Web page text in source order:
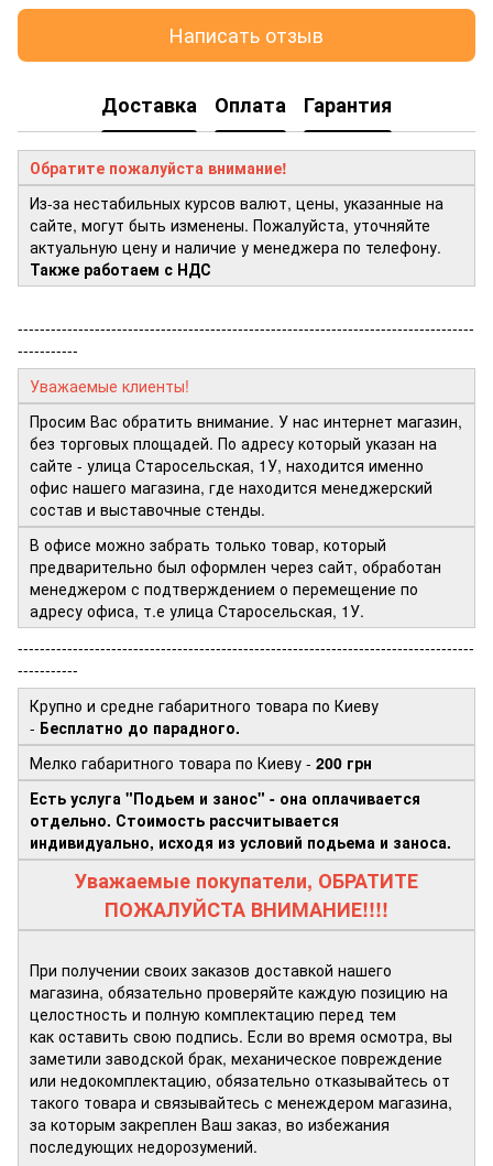
Написать отзыв
Доставка Оплата Гарантия
Обратите пожалуйста внимание!
Из-за нестабильных курсов валют, цены, указанные на
сайте, могут быть изменены. Пожалуйста, уточняйте
актуальную цену и наличие у менеджера по телефону.
Также работаем с НДС
-----------------------------------------------------------------------------------
-----------
Уважаемые клиенты!
Просим Вас обратить внимание. У нас интернет магазин,
без торговых площадей. По адресу который указан на
сайте - улица Старосельская, 1У, находится именно
офис нашего магазина, где находится менеджерский
состав и выставочные стенды.
В офисе можно забрать только товар, который
предварительно был оформлен через сайт, обработан
менеджером с подтверждением о перемещение по
адресу офиса, т.е улица Старосельская, 1У.
-----------------------------------------------------------------------------------
-----------
Крупно и средне габаритного товара по Киеву
- Бесплатно до парадного.
Мелко габаритного товара по Киеву - 200 грн
Есть услуга "Подьем и занос" - она оплачивается
отдельно. Стоимость рассчитывается
индивидуально, исходя из условий подьема и заноса.
Уважаемые покупатели, ОБРАТИТЕ
ПОЖАЛУЙСТА ВНИМАНИЕ!!!!
При получении своих заказов доставкой нашего
магазина, обязательно проверяйте каждую позицию на
целостность и полную комплектацию перед тем
как оставить свою подпись. Если во время осмотра, вы
заметили заводской брак, механическое повреждение
или недокомплектацию, обязательно отказывайтесь от
такого товара и связывайтесь с менеждером магазина,
за которым закреплен Ваш заказ, во избежания
последующих недорозумений.